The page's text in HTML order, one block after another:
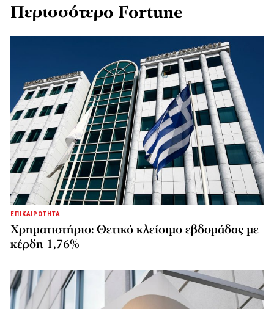
Περισσότερο Fortune
ΕΠΙΚΑΙΡΟΤΗΤΑ
Χρηματιστήριο: Θετικό κλείσιμο εβδομάδας με
κέρδη 1,76%